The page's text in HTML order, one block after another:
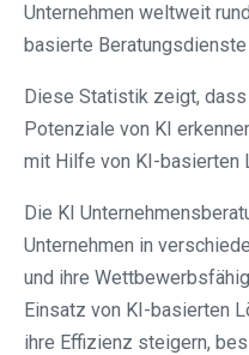
Unternehmen weltweit
basierte
Diese Statistik zeigt, dass
Potenziale von KI
mit Hilfe von KI-basierten
Die KI
Unternehmen in
und ihre
Einsatz von KI-basierten
ihre Effizienz steigern,